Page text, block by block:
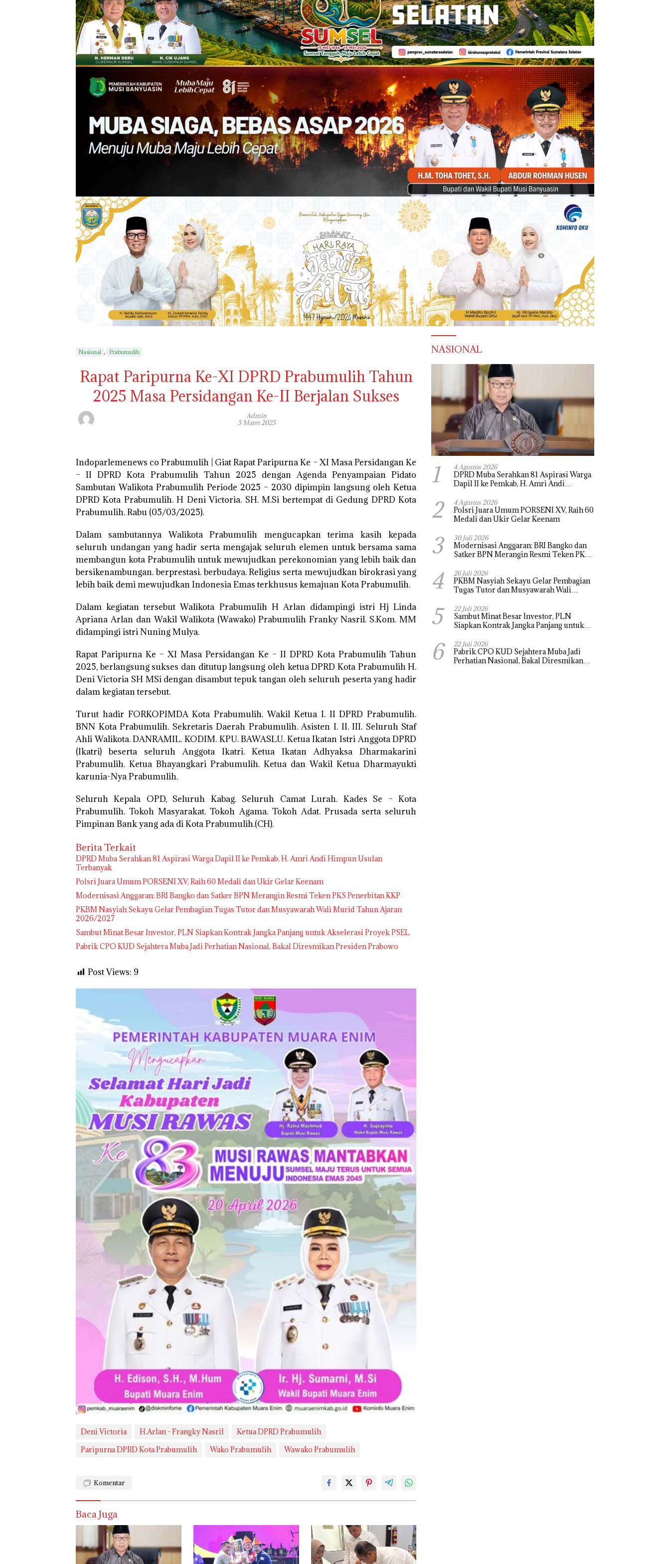
Nasional , Prabumulih
Rapat Paripurna Ke-XI DPRD Prabumulih Tahun
2025 Masa Persidangan Ke-II Berjalan Sukses
Admin
5 Maret 2025
Indoparlemenews co Prabumulih | Giat Rapat Paripurna Ke – XI Masa Persidangan Ke
– II DPRD Kota Prabumulih Tahun 2025 dengan Agenda Penyampaian Pidato
Sambutan Walikota Prabumulih Periode 2025 – 2030 dipimpin langsung oleh Ketua
DPRD Kota Prabumulih. H Deni Victoria. SH. M.Si bertempat di Gedung DPRD Kota
Prabumulih. Rabu (05/03/2025).
Dalam sambutannya Walikota Prabumulih mengucapkan terima kasih kepada
seluruh undangan yang hadir serta mengajak seluruh elemen untuk bersama sama
membangun kota Prabumulih untuk mewujudkan perekonomian yang lebih baik dan
bersikenambungan. berprestasi. berbudaya. Religius serta mewujudkan birokrasi yang
lebih baik demi mewujudkan Indonesia Emas terkhusus kemajuan Kota Prabumulih.
Dalam kegiatan tersebut Walikota Prabumulih H Arlan didampingi istri Hj Linda
Apriana Arlan dan Wakil Walikota (Wawako) Prabumulih Franky Nasril. S.Kom. MM
didampingi istri Nuning Mulya.
Rapat Paripurna Ke – XI Masa Persidangan Ke – II DPRD Kota Prabumulih Tahun
2025, berlangsung sukses dan ditutup langsung oleh ketua DPRD Kota Prabumulih H.
Deni Victoria SH MSi dengan disambut tepuk tangan oleh seluruh peserta yang hadir
dalam kegiatan tersebut.
Turut hadir FORKOPIMDA Kota Prabumulih. Wakil Ketua I. II DPRD Prabumulih.
BNN Kota Prabumulih. Sekretaris Daerah Prabumulih. Asisten I. II. III. Seluruh Staf
Ahli Walikota. DANRAMIL. KODIM. KPU. BAWASLU. Ketua Ikatan Istri Anggota DPRD
(Ikatri) beserta seluruh Anggota Ikatri. Ketua Ikatan Adhyaksa Dharmakarini
Prabumulih. Ketua Bhayangkari Prabumulih. Ketua dan Wakil Ketua Dharmayukti
karunia-Nya Prabumulih.
Seluruh Kepala OPD, Seluruh Kabag. Seluruh Camat Lurah. Kades Se – Kota
Prabumulih. Tokoh Masyarakat. Tokoh Agama. Tokoh Adat. Prusada serta seluruh
Pimpinan Bank yang ada di Kota Prabumulih.(CH).
Berita Terkait
DPRD Muba Serahkan 81 Aspirasi Warga Dapil II ke Pemkab, H. Amri Andi Himpun Usulan
Terbanyak
Polsri Juara Umum PORSENI XV, Raih 60 Medali dan Ukir Gelar Keenam
Modernisasi Anggaran: BRI Bangko dan Satker BPN Merangin Resmi Teken PKS Penerbitan KKP
PKBM Nasyiah Sekayu Gelar Pembagian Tugas Tutor dan Musyawarah Wali Murid Tahun Ajaran
2026/2027
Sambut Minat Besar Investor, PLN Siapkan Kontrak Jangka Panjang untuk Akselerasi Proyek PSEL
Pabrik CPO KUD Sejahtera Muba Jadi Perhatian Nasional, Bakal Diresmikan Presiden Prabowo
Post Views: 9
Deni Victoria H.Arlan - Frangky Nasril
Ketua DPRD Prabumulih
Paripurna DPRD Kota Prabumulih
Wako Prabumulih Wawako Prabumulih
Komentar
Baca Juga
NASIONAL
1 4 Agustus 2026
DPRD Muba Serahkan 81 Aspirasi Warga
Dapil II ke Pemkab, H. Amri Andi
2 4 Agustus 2026
Polsri Juara Umum PORSENI XV, Raih 60
Medali dan Ukir Gelar Keenam
3 30 Juli 2026
Modernisasi Anggaran: BRI Bangko dan
Satker BPN Merangin Resmi Teken PKS
4 26 Juli 2026
PKBM Nasyiah Sekayu Gelar Pembagian
Tugas Tutor dan Musyawarah Wali
5 22 Juli 2026
Sambut Minat Besar Investor, PLN
Siapkan Kontrak Jangka Panjang untuk
6 22 Juli 2026
Pabrik CPO KUD Sejahtera Muba Jadi
Perhatian Nasional, Bakal Diresmikan